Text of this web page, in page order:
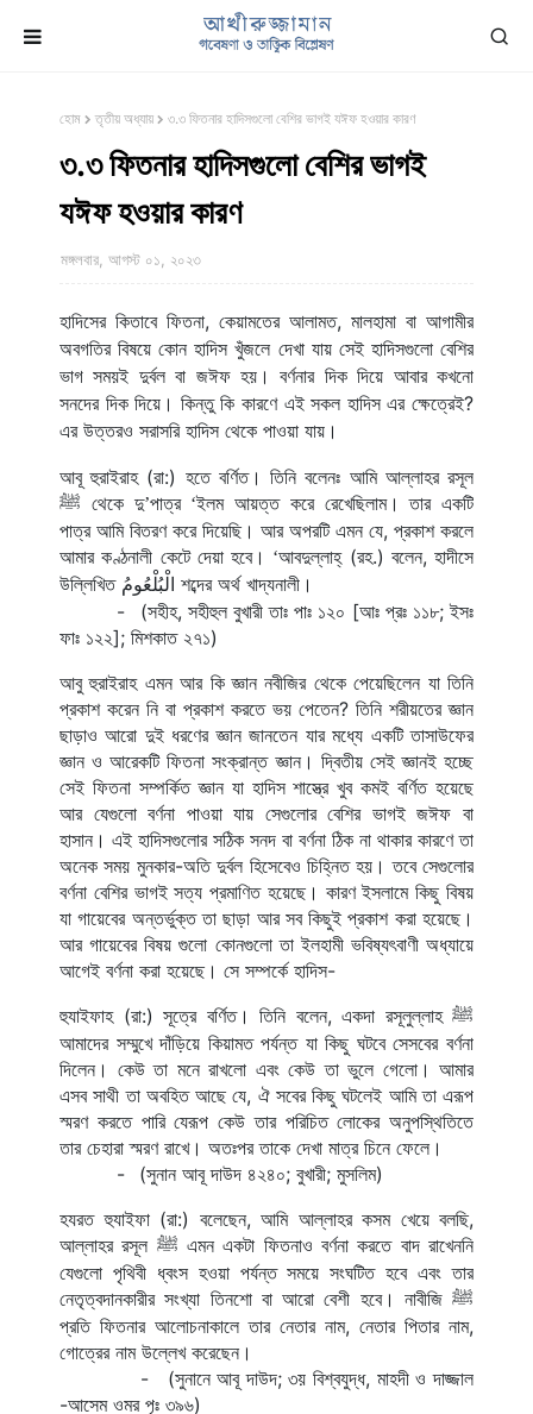
হোম তৃতীয় অধ্যায় ৩.৩ ফিতনার হাদিসগুলো বেশির ভাগই যঈফ হওয়ার কারণ
৩.৩ ফিতনার হাদিসগুলো বেশির ভাগই
যঈফ হওয়ার কারণ
মঙ্গলবার, আগস্ট ০১, ২০২৩
হাদিসের কিতাবে ফিতনা, কেয়ামতের আলামত, মালহামা বা আগামীর
অবগতির বিষয়ে কোন হাদিস খুঁজলে দেখা যায় সেই হাদিসগুলো বেশির
ভাগ সময়ই দুর্বল বা জঈফ হয়। বর্ণনার দিক দিয়ে আবার কখনো
সনদের দিক দিয়ে। কিন্তু কি কারণে এই সকল হাদিস এর ক্ষেত্রেই?
এর উত্তরও সরাসরি হাদিস থেকে পাওয়া যায়।
ﷺ থেকে দু’পাত্র ‘ইলম আয়ত্ত করে রেখেছিলাম। তার একটি
পাত্র আমি বিতরণ করে দিয়েছি। আর অপরটি এমন যে, প্রকাশ করলে
আমার কণ্ঠনালী কেটে দেয়া হবে।
‘আবদুল্লাহ্ (রহ.) বলেন, হাদীসে
উল্লিখিত الْبُلْعُومُ শব্দের অর্থ খাদ্যনালী।
-
(সহীহ, সহীহুল বুখারী তাঃ পাঃ ১২০ [আঃ প্রঃ ১১৮; ইসঃ
ফাঃ ১২২]; মিশকাত ২৭১)
আবু হুরাইরাহ এমন আর কি জ্ঞান নবীজির থেকে পেয়েছিলেন যা তিনি
প্রকাশ করেন নি বা প্রকাশ করতে ভয় পেতেন? তিনি শরীয়তের জ্ঞান
ছাড়াও আরো দুই ধরণের জ্ঞান জানতেন যার মধ্যে একটি তাসাউফের
জ্ঞান ও আরেকটি ফিতনা সংক্রান্ত জ্ঞান। দ্বিতীয় সেই জ্ঞানই হচ্ছে
সেই ফিতনা সম্পর্কিত জ্ঞান যা হাদিস শাস্ত্রে খুব কমই বর্ণিত হয়েছে
আর যেগুলো বর্ণনা পাওয়া যায় সেগুলোর বেশির ভাগই জঈফ বা
হাসান। এই হাদিসগুলোর সঠিক সনদ বা বর্ণনা ঠিক না থাকার কারণে তা
অনেক সময় মুনকার-অতি দুর্বল হিসেবেও চিহ্নিত হয়। তবে সেগুলোর
বর্ণনা বেশির ভাগই সত্য প্রমাণিত হয়েছে। কারণ ইসলামে কিছু বিষয়
যা গায়েবের অন্তর্ভুক্ত তা ছাড়া আর সব কিছুই প্রকাশ করা হয়েছে।
আর গায়েবের বিষয় গুলো কোনগুলো তা ইলহামী ভবিষ্যৎবাণী অধ্যায়ে
আগেই বর্ণনা করা হয়েছে। সে সম্পর্কে হাদিস-
হুযাইফাহ (রা:) সূত্রে বর্ণিত। তিনি বলেন, একদা রসূলুল্লাহ ﷺ
আমাদের সম্মুখে দাঁড়িয়ে কিয়ামত পর্যন্ত যা কিছু ঘটবে সেসবের বর্ণনা
দিলেন। কেউ তা মনে রাখলো এবং কেউ তা ভুলে গেলো। আমার
এসব সাথী তা অবহিত আছে যে, ঐ সবের কিছু ঘটলেই আমি তা এরূপ
স্মরণ করতে পারি যেরূপ কেউ তার পরিচিত লোকের অনুপস্থিতিতে
তার চেহারা স্মরণ রাখে। অতঃপর তাকে দেখা মাত্র চিনে ফেলে।
-
(সুনান আবূ দাউদ ৪২৪০; বুখারী; মুসলিম)
হযরত হুযাইফা (রা:) বলেছেন, আমি আল্লাহর কসম খেয়ে বলছি,
আল্লাহর রসূল ﷺ এমন একটা ফিতনাও বর্ণনা করতে বাদ রাখেননি
যেগুলো পৃথিবী ধ্বংস হওয়া পর্যন্ত সময়ে সংঘটিত হবে এবং তার
নেতৃত্বদানকারীর সংখ্যা তিনশো বা আরো বেশী হবে। নাবীজি ﷺ
প্রতি ফিতনার আলোচনাকালে তার নেতার নাম, নেতার পিতার নাম,
গোত্রের নাম উল্লেখ করেছেন।
-
(সুনানে আবূ দাউদ; ৩য় বিশ্বযুদ্ধ, মাহদী ও দাজ্জাল
-আসেম ওমর পৃঃ ৩৯৬)